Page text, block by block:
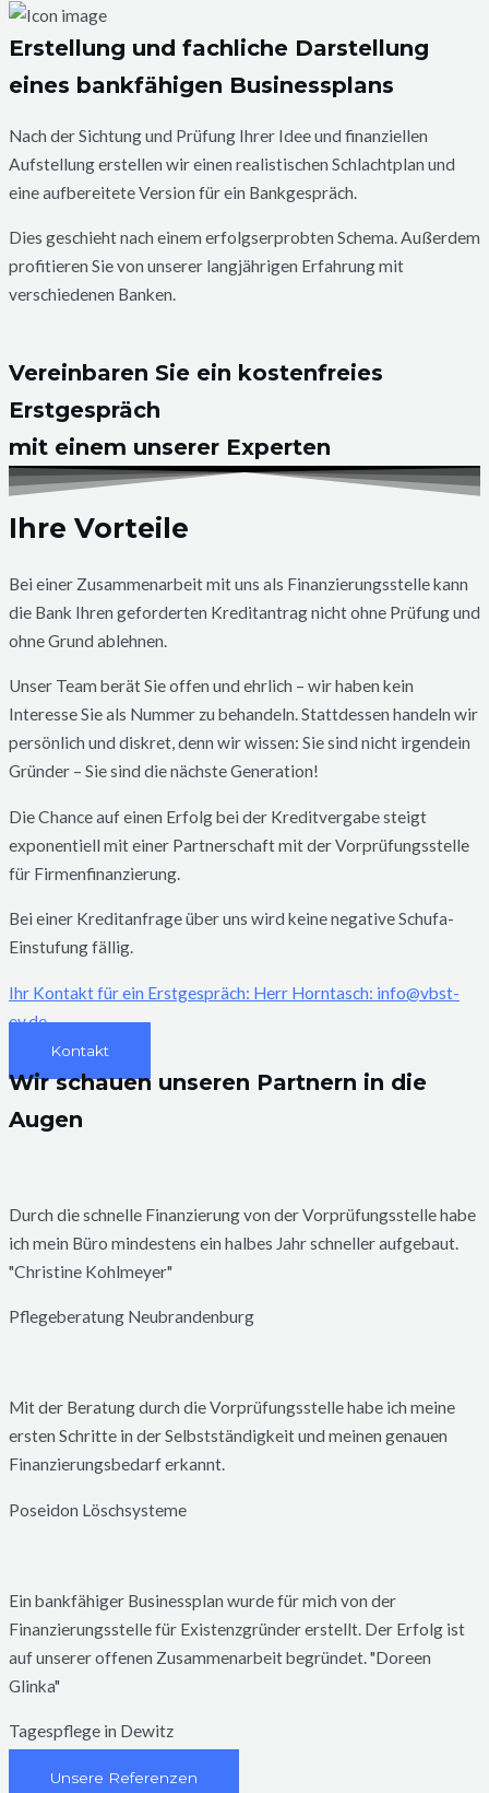
Erstellung und fachliche Darstellung
eines bankfähigen Businessplans
Nach der Sichtung und Prüfung Ihrer Idee und finanziellen
Aufstellung erstellen wir einen realistischen Schlachtplan und
eine aufbereitete Version für ein Bankgespräch.
Dies geschieht nach einem erfolgserprobten Schema. Außerdem
profitieren Sie von unserer langjährigen Erfahrung mit
verschiedenen Banken.
Vereinbaren Sie ein kostenfreies
Erstgespräch
mit einem unserer Experten
Ihre Vorteile
Bei einer Zusammenarbeit mit uns als Finanzierungsstelle kann
die Bank Ihren geforderten Kreditantrag nicht ohne Prüfung und
ohne Grund ablehnen.
Unser Team berät Sie offen und ehrlich – wir haben kein
Interesse Sie als Nummer zu behandeln. Stattdessen handeln wir
persönlich und diskret, denn wir wissen: Sie sind nicht irgendein
Gründer – Sie sind die nächste Generation!
Die Chance auf einen Erfolg bei der Kreditvergabe steigt
exponentiell mit einer Partnerschaft mit der Vorprüfungsstelle
für Firmenfinanzierung.
Bei einer Kreditanfrage über uns wird keine negative Schufa-
Einstufung fällig.
Ihr Kontakt für ein Erstgespräch: Herr Horntasch: info@vbst-
ev.de
Kontakt
Wir schauen unseren Partnern in die
Augen
Durch die schnelle Finanzierung von der Vorprüfungsstelle habe
ich mein Büro mindestens ein halbes Jahr schneller aufgebaut.
"Christine Kohlmeyer"
Pflegeberatung Neubrandenburg
Mit der Beratung durch die Vorprüfungsstelle habe ich meine
ersten Schritte in der Selbstständigkeit und meinen genauen
Finanzierungsbedarf erkannt.
Poseidon Löschsysteme
Ein bankfähiger Businessplan wurde für mich von der
Finanzierungsstelle für Existenzgründer erstellt. Der Erfolg ist
auf unserer offenen Zusammenarbeit begründet. "Doreen
Glinka"
Tagespflege in Dewitz
Unsere Referenzen